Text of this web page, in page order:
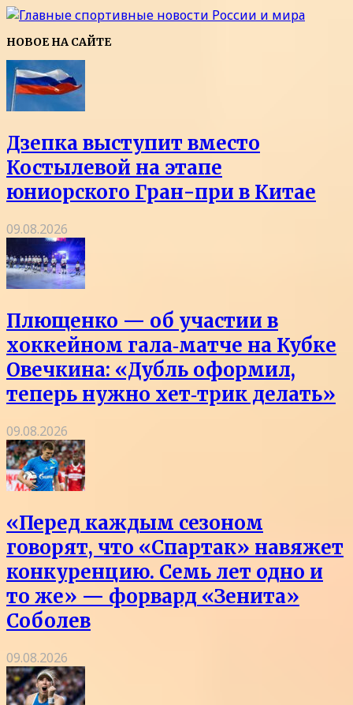
НОВОЕ НА САЙТЕ
Дзепка выступит вместо
Костылевой на этапе
юниорского Гран-при в Китае
09.08.2026
Плющенко — об участии в
хоккейном гала‑матче на Кубке
Овечкина: «Дубль оформил,
теперь нужно хет‑трик делать»
09.08.2026
«Перед каждым сезоном
говорят, что «Спартак» навяжет
конкуренцию. Семь лет одно и
то же» — форвард «Зенита»
Соболев
09.08.2026